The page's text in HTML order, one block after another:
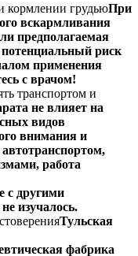
кормлении грудьюПри
вскармливания
предполагаемая
риск
применения
с врачом!
транспортом и
не влияет на
видов
внимания и
работа
с другими
изучалось.
Тульская
фабрика